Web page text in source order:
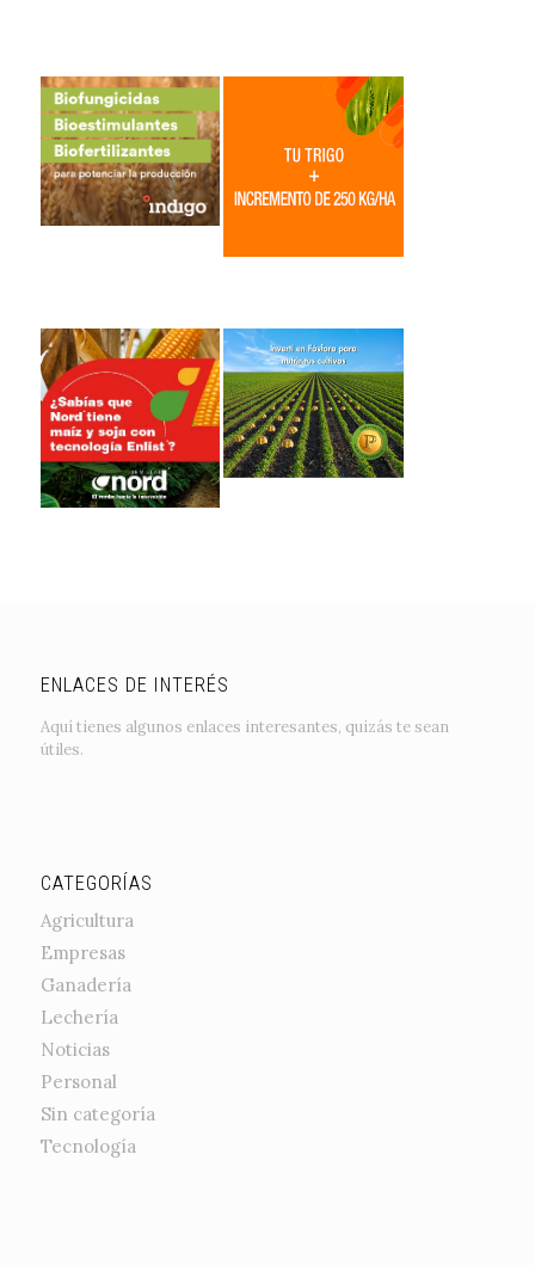
ENLACES DE INTERÉS
Aquí tienes algunos enlaces interesantes, quizás te sean
útiles.
CATEGORÍAS
Agricultura
Empresas
Ganadería
Lechería
Noticias
Personal
Sin categoría
Tecnología